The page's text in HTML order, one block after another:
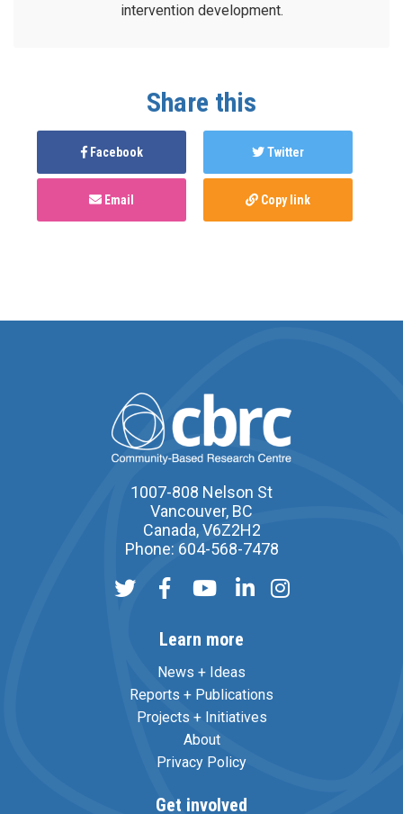
intervention development.
Share this
Facebook Twitter
Email Copy link
1007-808 Nelson St
Vancouver, BC
Canada, V6Z2H2
Phone: 604-568-7478
Learn more
News + Ideas
Reports + Publications
Projects + Initiatives
About
Privacy Policy
Get involved